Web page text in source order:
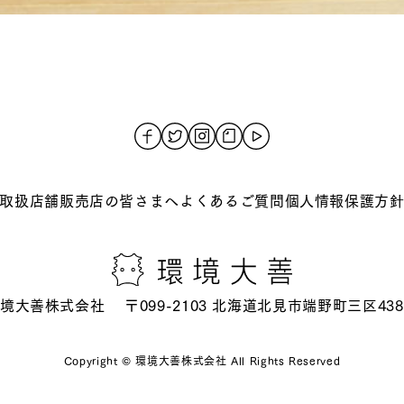
取扱店舗販売店の皆さまへよくあるご質問個人情報保護方針
⼤善株式会社 〒099-2103 北海道北⾒市端野町三区
Copyright © 環境大善株式会社 All Rights Reserved